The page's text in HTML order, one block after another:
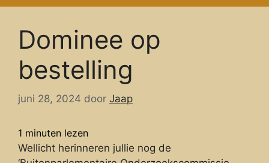
Dominee op
bestelling
juni 28, 2024 door Jaap
1 minuten lezen
Wellicht herinneren jullie nog de